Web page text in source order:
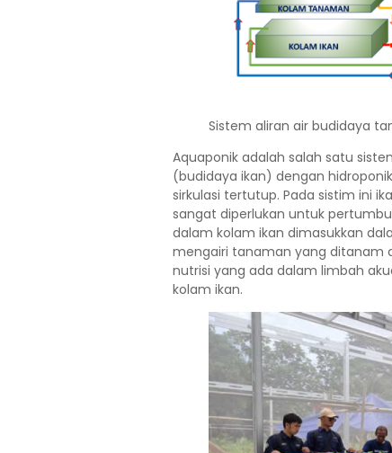
Sistem aliran air budidaya
Aquaponik adalah salah satu
(budidaya ikan) dengan
sirkulasi tertutup. Pada sistim ini
sangat diperlukan untuk
dalam kolam ikan dimasukkan
mengairi tanaman yang ditanam
nutrisi yang ada dalam limbah
kolam ikan.